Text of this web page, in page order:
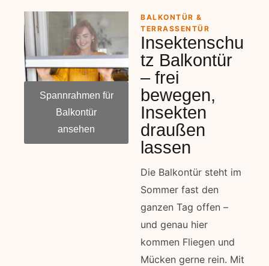
Spannrahmen für
Balkontür
ansehen
BALKONTÜR &
TERRASSENTÜR
Insektenschu
tz Balkontür
– frei
bewegen,
Insekten
draußen
lassen
Die Balkontür steht im
Sommer fast den
ganzen Tag offen –
und genau hier
kommen Fliegen und
Mücken gerne rein. Mit